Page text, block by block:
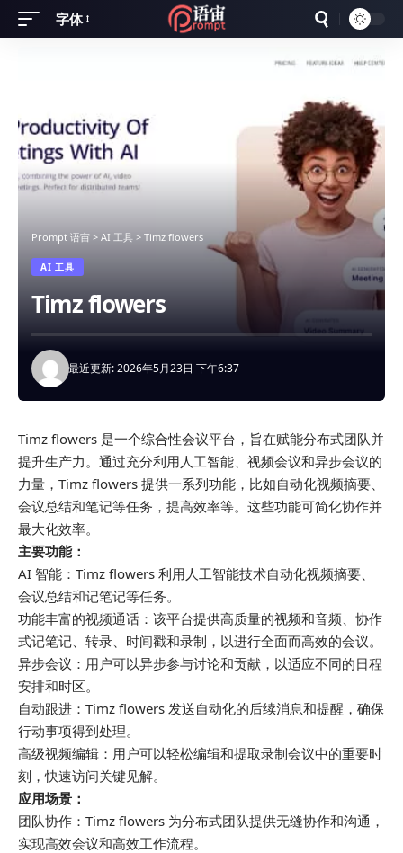
Font
字体
Prompt 语宙 > AI 工具 > Timz flowers
AI 工具
Timz flowers
最近更新: 2026年5月23日 下午6:37
Timz flowers 是一个综合性会议平台，旨在赋能分布式团队并
提升生产力。通过充分利用人工智能、视频会议和异步会议的
力量，Timz flowers 提供一系列功能，比如自动化视频摘要、
会议总结和笔记等任务，提高效率等。这些功能可简化协作并
最大化效率。
主要功能：
AI 智能：Timz flowers 利用人工智能技术自动化视频摘要、
会议总结和记笔记等任务。
功能丰富的视频通话：该平台提供高质量的视频和音频、协作
式记笔记、转录、时间戳和录制，以进行全面而高效的会议。
异步会议：用户可以异步参与讨论和贡献，以适应不同的日程
安排和时区。
自动跟进：Timz flowers 发送自动化的后续消息和提醒，确保
行动事项得到处理。
高级视频编辑：用户可以轻松编辑和提取录制会议中的重要时
刻，快速访问关键见解。
应用场景：
团队协作：Timz flowers 为分布式团队提供无缝协作和沟通，
实现高效会议和高效工作流程。